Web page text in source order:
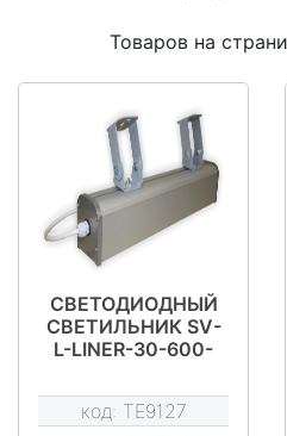
Товаров на
СВЕТОДИОДНЫЙ
СВЕТИЛЬНИК SV-
L-LINER-30-600-
код: TE9127